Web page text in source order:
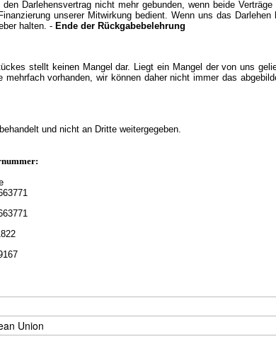
Darlehensvertrag nicht mehr gebunden, wenn beide
unserer Mitwirkung bedient. Wenn uns das
halten. - Ende der Rückgabebelehrung
stellt keinen Mangel dar. Liegt ein Mangel der von uns
vorhanden, wir können daher nicht immer das
und nicht an Dritte weitergegeben.
Union